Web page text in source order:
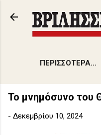
Μετάβαση
ΠΕΡΙΣΣΌΤΕΡΑ…
Το μνημόσυνο του
- Δεκεμβρίου 10, 2024